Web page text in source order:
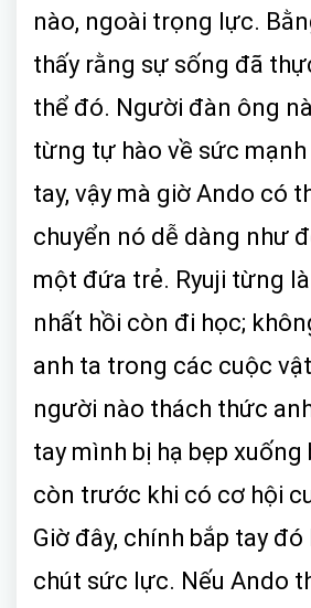
nào, ngoài trọng lực.
thấy rằng sự sống đã
thể đó. Người đàn ông
từng tự hào về sức
tay, vậy mà giờ Ando có
chuyển nó dễ dàng như
một đứa trẻ. Ryuji từng
nhất hồi còn đi học;
anh ta trong các cuộc
người nào thách thức
tay mình bị hạ bẹp
còn trước khi có cơ hội
Giờ đây, chính bắp tay
chút sức lực. Nếu Ando